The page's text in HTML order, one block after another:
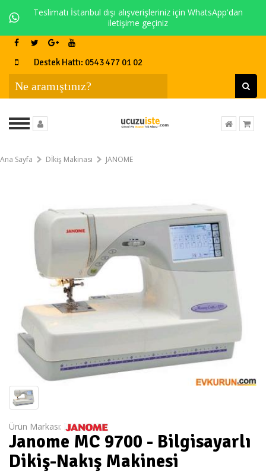
Teslimatı İstanbul dışı alışverişleriniz için WhatsApp'dan
iletişime geçiniz
Destek Hattı: 0543 477 01 02
Ana Sayfa Dİkiş Makinası JANOME
Ürün Markası:
Janome MC 9700 - Bilgisayarlı
Dikiş-Nakış Makinesi